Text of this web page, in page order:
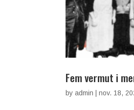
Fem vermut i
byadmin |nov. 18,